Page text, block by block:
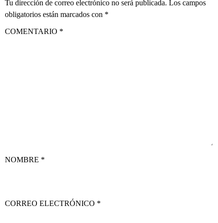
Tu dirección de correo electrónico no será publicada. Los campos
obligatorios están marcados con *
COMENTARIO *
NOMBRE *
CORREO ELECTRÓNICO *